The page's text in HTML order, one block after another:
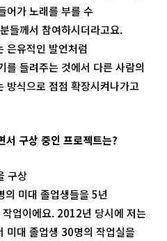
어가 노래를 부를 수
들께서 참여하시더라고요.
은유적인 발언처럼
를 들려주는 것에서 다른 사람의
방식으로 점점 확장시켜나가고
서 구상 중인 프로젝트는?
구상
미대 졸업생들을 5년
업이에요. 2012년 당시에 저는
미대 졸업생 30명의 작업실을